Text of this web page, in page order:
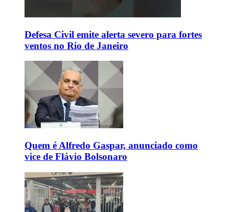
Defesa Civil emite alerta severo para fortes
ventos no Rio de Janeiro
Quem é Alfredo Gaspar, anunciado como
vice de Flávio Bolsonaro